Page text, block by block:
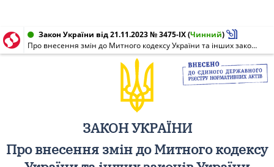
Закон України від 21.11.2023 № 3475-IX(Чинний)
Про внесення змін до Митного кодексу України та інших законів України щодо врегулювання окремих питань розпорядження іноземними товарами, транспортними засобами комерційного призначення, що перебувають на митній території України під митним контролем, а також такими, що незаконно ввезені на митну територію України